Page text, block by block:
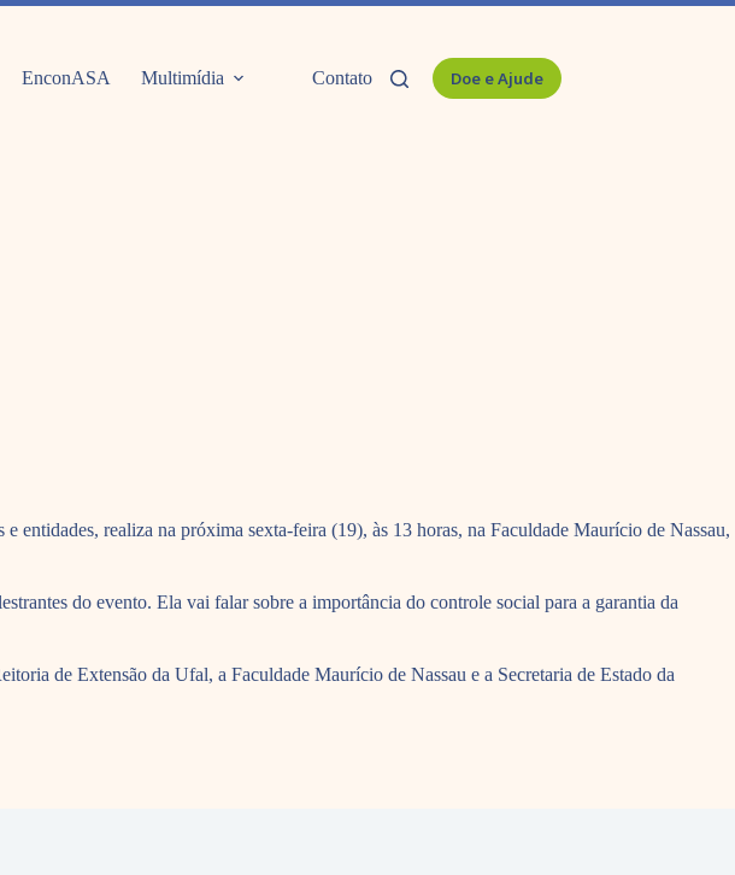
EnconASA Multimídia Contato Doe e Ajude
realiza na próxima sexta-feira (19), às 13 horas, na Faculdade Maurício de Nassau,
do evento. Ela vai falar sobre a importância do controle social para a garantia da
de Extensão da Ufal, a Faculdade Maurício de Nassau e a Secretaria de Estado da